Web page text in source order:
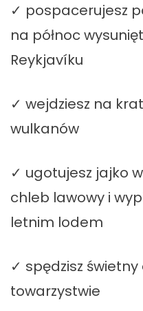
✓ pospacerujesz
na północ
Reykjavíku
✓ wejdziesz na
wulkanów
✓ ugotujesz jajko
chleb lawowy i
letnim lodem
✓ spędzisz
towarzystwie